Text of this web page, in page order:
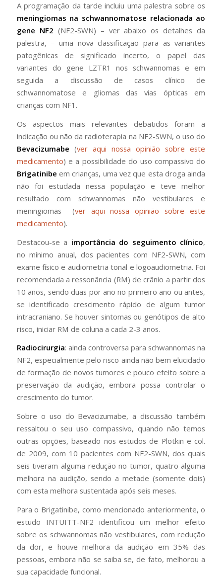
A programação da tarde incluiu uma palestra sobre os
meningiomas na schwannomatose relacionada ao
gene NF2 (NF2-SWN) – ver abaixo os detalhes da
palestra, – uma nova classificação para as variantes
patogênicas de significado incerto, o papel das
variantes do gene LZTR1 nos schwannomas e em
seguida a discussão de casos clínico de
schwannomatose e gliomas das vias ópticas em
crianças com NF1.
Os aspectos mais relevantes debatidos foram a
indicação ou não da radioterapia na NF2-SWN, o uso do
Bevacizumabe (ver aqui nossa opinião sobre este
medicamento) e a possibilidade do uso compassivo do
Brigatinibe em crianças, uma vez que esta droga ainda
não foi estudada nessa população e teve melhor
resultado com schwannomas não vestibulares e
meningiomas (ver aqui nossa opinião sobre este
medicamento).
Destacou-se a importância do seguimento clínico,
no mínimo anual, dos pacientes com NF2-SWN, com
exame físico e audiometria tonal e logoaudiometria. Foi
recomendada a ressonância (RM) de crânio a partir dos
10 anos, sendo duas por ano no primeiro ano ou antes,
se identificado crescimento rápido de algum tumor
intracraniano. Se houver sintomas ou genótipos de alto
risco, iniciar RM de coluna a cada 2-3 anos.
Radiocirurgia: ainda controversa para schwannomas na
NF2, especialmente pelo risco ainda não bem elucidado
de formação de novos tumores e pouco efeito sobre a
preservação da audição, embora possa controlar o
crescimento do tumor.
Sobre o uso do Bevacizumabe, a discussão também
ressaltou o seu uso compassivo, quando não temos
outras opções, baseado nos estudos de Plotkin e col.
de 2009, com 10 pacientes com NF2-SWN, dos quais
seis tiveram alguma redução no tumor, quatro alguma
melhora na audição, sendo a metade (somente dois)
com esta melhora sustentada após seis meses.
Para o Brigatinibe, como mencionado anteriormente, o
estudo INTUITT-NF2 identificou um melhor efeito
sobre os schwannomas não vestibulares, com redução
da dor, e houve melhora da audição em 35% das
pessoas, embora não se saiba se, de fato, melhorou a
sua capacidade funcional.